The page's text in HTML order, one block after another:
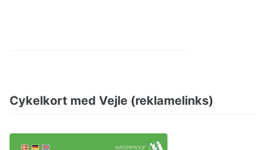
Cykelkort med Vejle (reklamelinks)